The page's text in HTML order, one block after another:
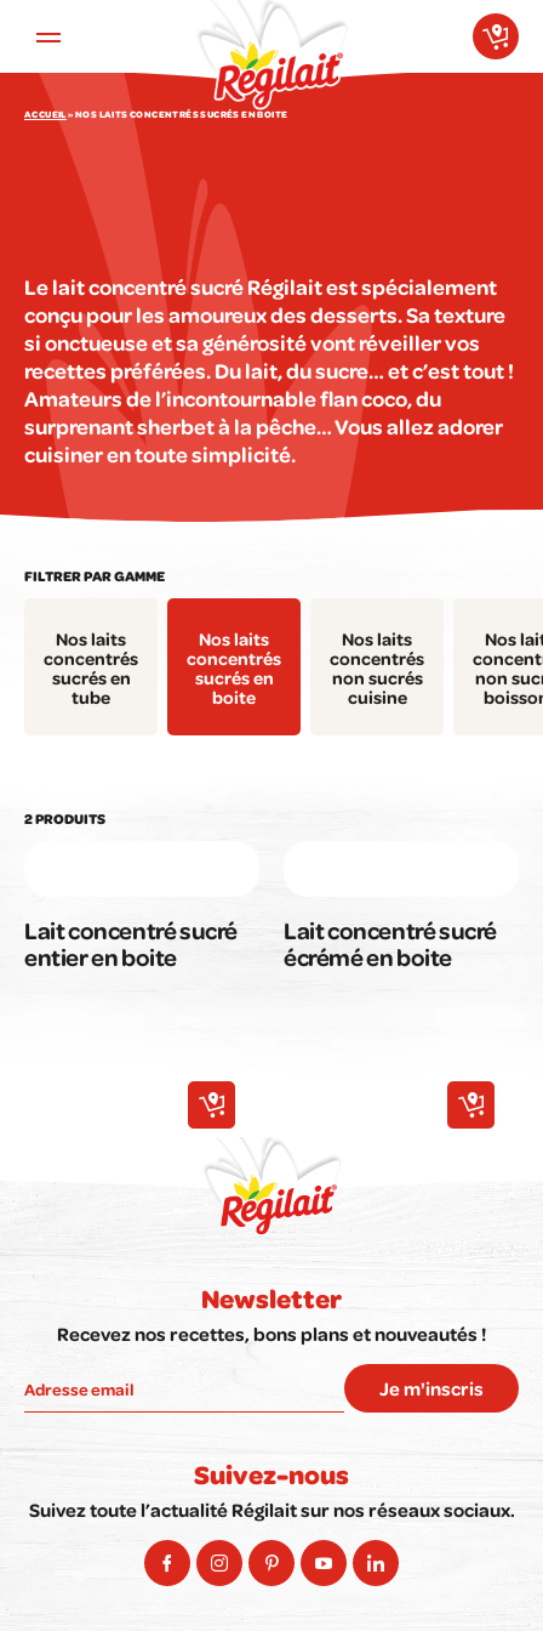
ACCUEIL»NOS LAITS CONCENTRÉS SUCRÉS EN BOITE
Le lait concentré sucré Régilait est spécialement
conçu pour les amoureux des desserts. Sa texture
si onctueuse et sa générosité vont réveiller vos
recettes préférées. Du lait, du sucre… et c’est tout !
Amateurs de l’incontournable flan coco, du
surprenant sherbet à la pêche… Vous allez adorer
cuisiner en toute simplicité.
FILTRER PAR GAMME
Nos laits
concentrés
sucrés en
tube
Nos laits
concentrés
sucrés en
boite
Nos laits
concentrés
non sucrés
cuisine
Nos
non
2 PRODUITS
Lait concentré sucré
entier en boite
Lait concentré sucré
écrémé en boite
Newsletter
Recevez nos recettes, bons plans et nouveautés !
Je m'inscris
Suivez-nous
Suivez toute l’actualité Régilait sur nos réseaux sociaux.